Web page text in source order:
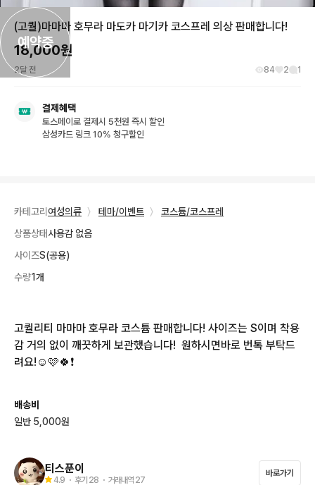
예약중
(고퀄)마마마 호무라 마도카 마기카 코스프레 의상 판매합니다!
18,000원
2달 전 84 2 1
결제혜택
토스페이로 결제시 5천원 즉시 할인
삼성카드 링크 10% 청구할인
카테고리 여성의류 〉 테마/이벤트 〉
코스튬/코스프레
상품상태사용감 없음
사이즈S(공용)
수량1개
고퀄리티 마마마 호무라 코스튬 판매합니다! 사이즈는 S이며 착용
감 거의 없이 깨끗하게 보관했습니다!  원하시면바로 번톡 부탁드
려요!☺️🩷🍀❗️
배송비
일반 5,000원
티스푼이
4.9 ・ 후기 28 ・ 거래내역 27
바로가기